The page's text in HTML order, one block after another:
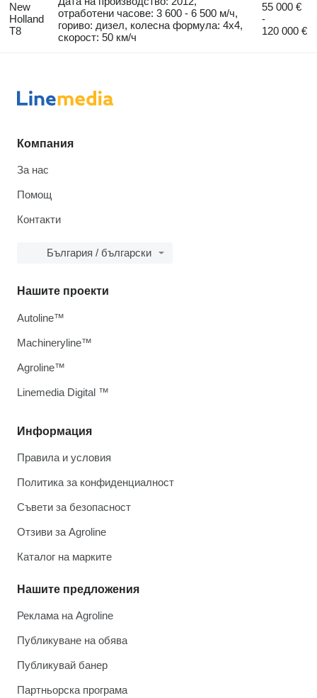
New
Holland
T8
отработени часове: 3 600 - 6 500 м/ч,
гориво: дизел, колесна формула: 4x4,
скорост: 50 км/ч
55 000 €
-
120 000 €
Компания
За нас
Помощ
Контакти
България / български
Информация
Правила и условия
Политика за конфиденциалност
Съвети за безопасност
Отзиви за Agroline
Каталог на марките
Нашите предложения
Реклама на Agroline
Публикуване на обява
Публикувай банер
Партньорска програма
Нашите проекти
Autoline™
Machineryline™
Agroline™
Linemedia Digital ™